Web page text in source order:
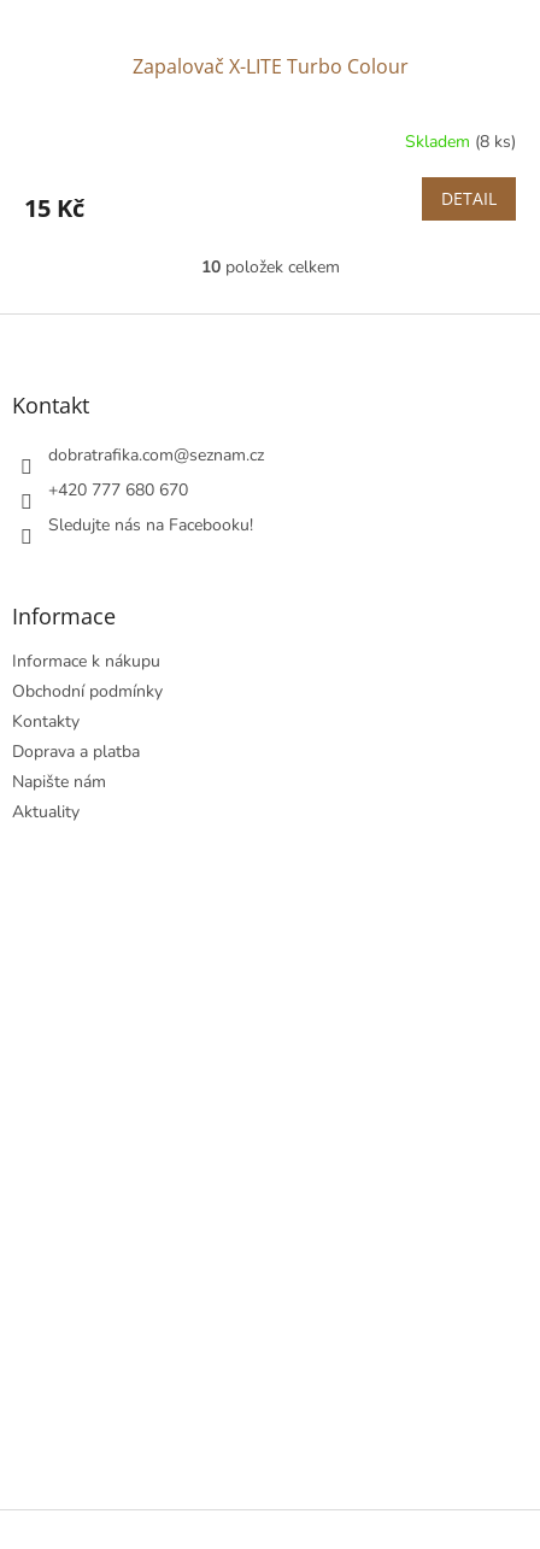
Zapalovač X-LITE Turbo Colour
Skladem (8 ks)
15 Kč DETAIL
O
l
10položek celkem
Z
Kontakt
dobratrafika.com@seznam.cz
+420 777 680 670
Sledujte nás na Facebooku!
Informace
Informace k nákupu
Obchodní podmínky
Kontakty
Doprava a platba
Napište nám
Aktuality